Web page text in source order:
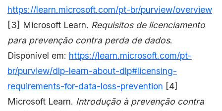
https://learn.microsoft.com/pt-br/purview/overview
[3] Microsoft Learn. Requisitos de licenciamento
para prevenção contra perda de dados.
Disponível em: https://learn.microsoft.com/pt-
br/purview/dlp-learn-about-dlp#licensing-
requirements-for-data-loss-prevention [4]
Microsoft Learn. Introdução à prevenção contra